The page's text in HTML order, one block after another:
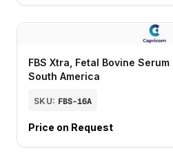
FBS Xtra, Fetal Bovine
South America
SKU: FBS-16A
Price on Request